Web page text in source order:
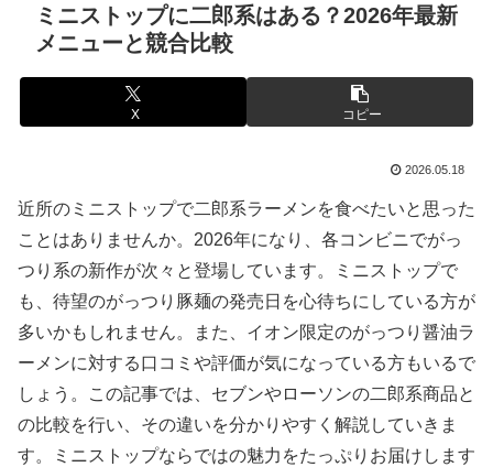
ミニストップに二郎系はある？2026年最新
メニューと競合比較
X コピー
2026.05.18
近所のミニストップで二郎系ラーメンを食べたいと思った
ことはありませんか。2026年になり、各コンビニでがっ
つり系の新作が次々と登場しています。ミニストップで
も、待望のがっつり豚麺の発売日を心待ちにしている方が
多いかもしれません。また、イオン限定のがっつり醤油ラ
ーメンに対する口コミや評価が気になっている方もいるで
しょう。この記事では、セブンやローソンの二郎系商品と
の比較を行い、その違いを分かりやすく解説していきま
す。ミニストップならではの魅力をたっぷりお届けします